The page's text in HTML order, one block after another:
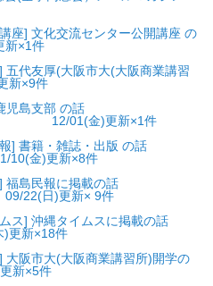
座] 文化交流センター公開講座 の
件
五代友厚(大阪市大(大阪商業講習
×9件
児島支部 の話
更新×1件
] 書籍・雑誌・出版 の話
新×8件
福島民報に掲載の話
新× 9件
ス] 沖縄タイムスに掲載の話
×18件
大阪市大(大阪商業講習所)開学の
新×5件